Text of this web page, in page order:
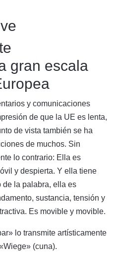
gran escala
y comunicaciones
de que la UE es lenta,
de vista también se ha
de muchos. Sin
lo contrario: Ella es
y despierta. Y ella tiene
de la palabra, ella es
sustancia, tensión y
Es movible y movible.
lo transmite artísticamente
(cuna).